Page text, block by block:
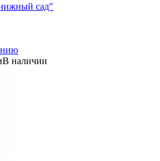
сад"
В наличии